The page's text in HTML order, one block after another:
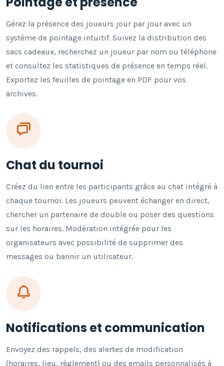
Gérez la présence des joueurs jour par jour avec un
système de pointage intuitif. Suivez la distribution des
sacs cadeaux, recherchez un joueur par nom ou téléphone
et consultez les statistiques de présence en temps réel.
Exportez les feuilles de pointage en PDF pour vos
archives.
Chat du tournoi
Créez du lien entre les participants grâce au chat intégré à
chaque tournoi. Les joueurs peuvent échanger en direct,
chercher un partenaire de double ou poser des questions
sur les horaires. Modération intégrée pour les
organisateurs avec possibilité de supprimer des
messages ou bannir un utilisateur.
Notifications et communication
Envoyez des rappels, des alertes de modification
(horaires, lieu, règlement) ou des emails personnalisés à